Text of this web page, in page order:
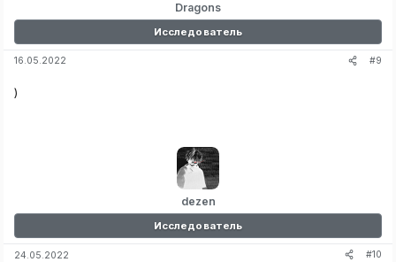
Dragons
Исследователь
16.05.2022 #9
)
dezen
Исследователь
24.05.2022 #10